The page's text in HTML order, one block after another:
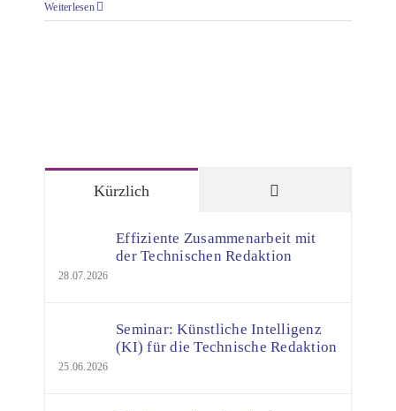
Weiterlesen
Kürzlich
Effiziente Zusammenarbeit mit
der Technischen Redaktion
28.07.2026
Seminar: Künstliche Intelligenz
(KI) für die Technische Redaktion
25.06.2026